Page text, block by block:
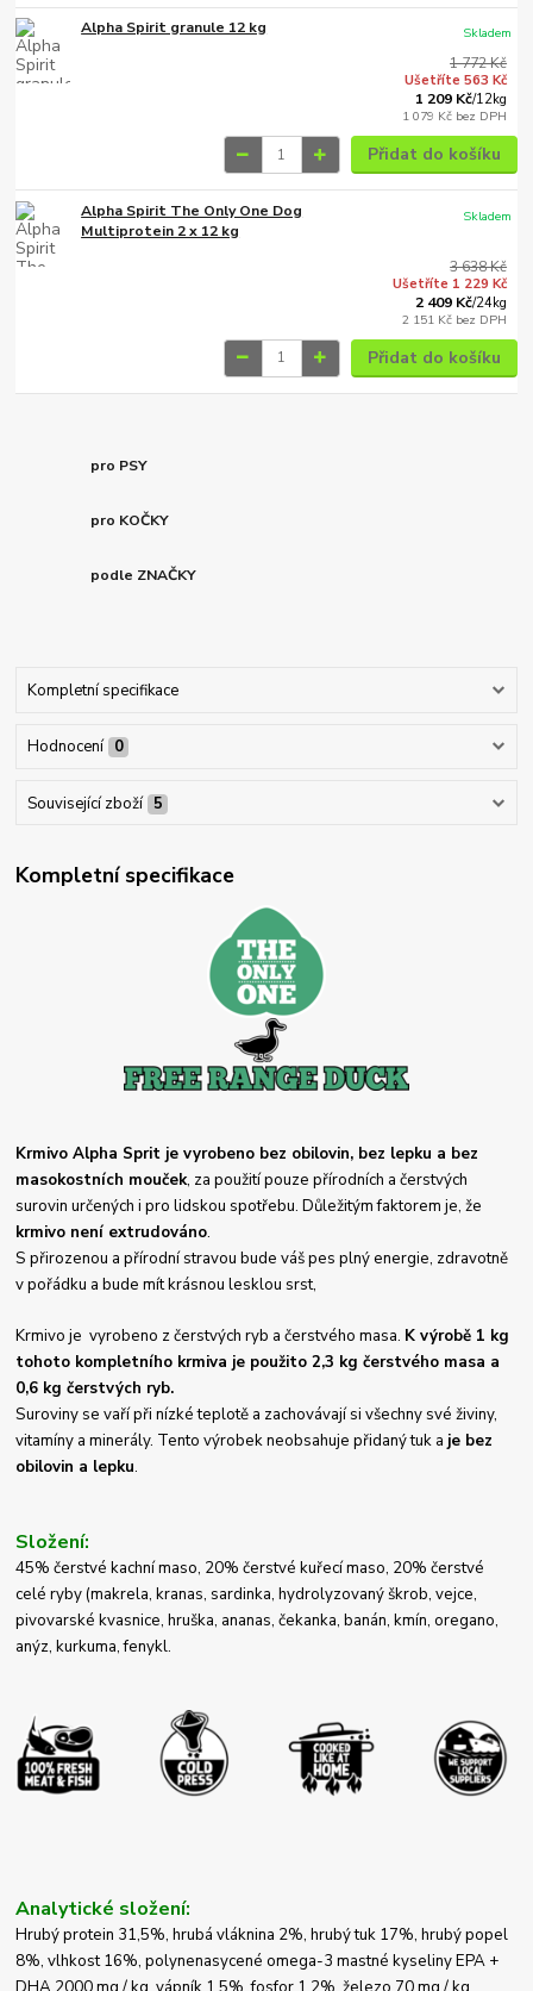
Alpha Spirit granule 12 kg
1 772 Kč
Ušetříte 563 Kč
1 209 Kč/12kg
1 079 Kč bez DPH
Skladem
Přidat do košíku
Alpha Spirit The Only One Dog
Multiprotein 2 x 12 kg
3 638 Kč
Ušetříte 1 229 Kč
2 409 Kč/24kg
2 151 Kč bez DPH
Skladem
Přidat do košíku
pro PSY
pro KOČKY
podle ZNAČKY
Kompletní specifikace
Hodnocení 0
Související zboží 5
Kompletní specifikace
Krmivo Alpha Sprit je vyrobeno bez obilovin, bez lepku a bez
masokostních mouček, za použití pouze přírodních a čerstvých
surovin určených i pro lidskou spotřebu. Důležitým faktorem je, že
krmivo není extrudováno.
S přirozenou a přírodní stravou bude váš pes plný energie, zdravotně
v pořádku a bude mít krásnou lesklou srst,
Krmivo je vyrobeno z čerstvých ryb a čerstvého masa. K výrobě 1 kg
tohoto kompletního krmiva je použito 2,3 kg čerstvého masa a
0,6 kg čerstvých ryb.
Suroviny se vaří při nízké teplotě a zachovávají si všechny své živiny,
vitamíny a minerály. Tento výrobek neobsahuje přidaný tuk a je bez
obilovin a lepku.
Složení:
45% čerstvé kachní maso, 20% čerstvé kuřecí maso, 20% čerstvé
celé ryby (makrela, kranas, sardinka, hydrolyzovaný škrob, vejce,
pivovarské kvasnice, hruška, ananas, čekanka, banán, kmín, oregano,
anýz, kurkuma, fenykl.
Analytické složení:
Hrubý protein 31,5%, hrubá vláknina 2%, hrubý tuk 17%, hrubý popel
8%, vlhkost 16%, polynenasycené omega-3 mastné kyseliny EPA +